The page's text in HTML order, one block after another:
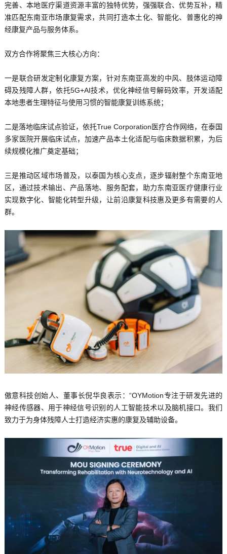
完善、本地医疗渠道资源丰富的独特优势，强强联合、优势互补，精
准匹配东南亚市场康复需求，共同打造本土化、智能化、普惠化的神
经康复产品与服务体系。
双方合作将聚焦三大核心方向：
一是联合研发定制化康复方案，针对东南亚高发的中风、肢体运动障
碍及残障人群，依托5G+AI技术，优化神经信号解码效率，开发适配
本地患者生理特征与使用习惯的智能康复训练系统；
二是落地临床试点验证，依托True Corporation医疗合作网络，在泰国
多家医院开展临床试点，加速产品本土化适配与临床数据积累，为后
续规模化推广奠定基础；
三是推动区域市场普及，以泰国为核心支点，逐步辐射整个东南亚地
区，通过技术输出、产品落地、服务配套，助力东南亚医疗健康行业
实现数字化、智能化转型升级，让前沿康复科技惠及更多有需要的人
群。
傲意科技创始人、董事长倪华良表示：“OYMotion专注于研发先进的
神经传感器、用于神经信号识别的人工智能技术以及脑机接口。我们
致力于为身体残障人士打造经济实惠的康复及辅助设备。